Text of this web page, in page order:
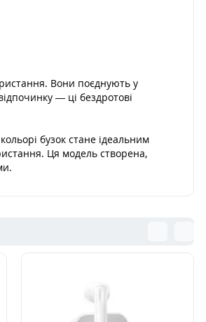
Вони поєднують у
— ці бездротові
бузок стане ідеальним
Ця модель створена,